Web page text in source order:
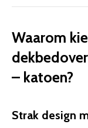
Waarom
– katoen?
Strak design